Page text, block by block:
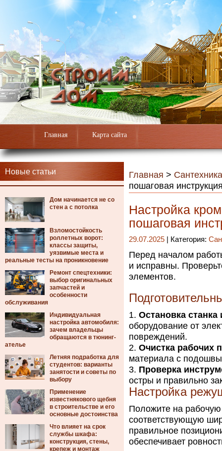
Главная Карта сайта
Новые статьи
Дом начинается не со
стен а с потолка
Взломостойкость
роллетных ворот:
классы защиты,
уязвимые места и
реальные тесты на проникновение
Ремонт спецтехники:
выбор оригинальных
запчастей и
особенности
обслуживания
Индивидуальная
настройка автомобиля:
зачем владельцы
обращаются в тюнинг-
ателье
Летняя подработка для
студентов: варианты
занятости и советы по
выбору
Применение
известнякового щебня
в строительстве и его
основные достоинства
Что влияет на срок
службы шкафа:
конструкция, стены,
крепеж и монтаж
Главная > Сантехника
пошаговая
Настройка
пошаговая
29.07.2025 | Категория:
Перед началом
и исправны.
элементов.
Остановка
оборудование от
повреждений.
Очистка рабочих
материала с
Проверка
остры и правильно
Настройка
Положите на рабочую
соответствующую
правильное
обеспечивает